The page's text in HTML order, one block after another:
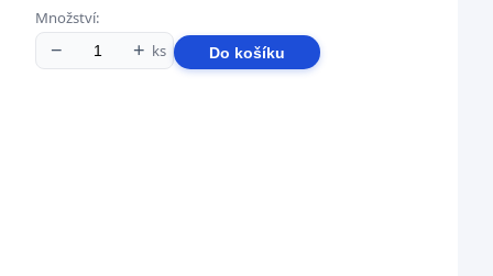
Množství:
− + ks Do košíku